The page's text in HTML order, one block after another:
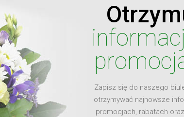
Zapisz się do naszego
otrzymywać najnowsze
promocjach, rabatach